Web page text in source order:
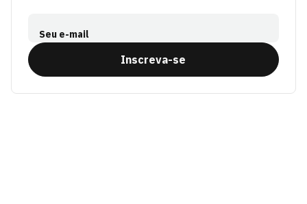
Seu e-mail
Inscreva-se